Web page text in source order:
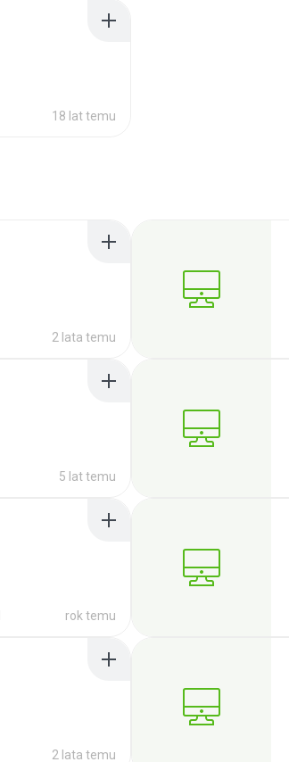
18 lat temu
2 lata temu
5 lat temu
rok temu
2 lata temu